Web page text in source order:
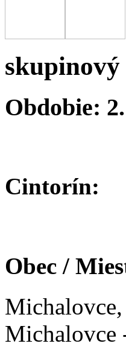
Obdobie:
Cintorín:
Obec /
Michalovce,
Michalovce